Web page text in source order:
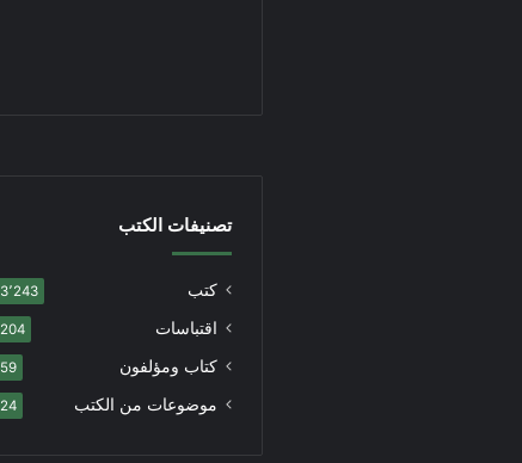
تصنيفات الكتب
كتب 3٬243
اقتباسات 204
كتاب ومؤلفون 59
موضوعات من الكتب 24